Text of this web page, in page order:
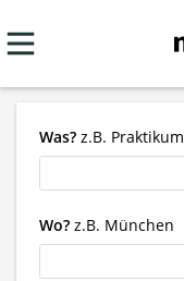
Was? z.B. Praktikum
Wo? z.B. München